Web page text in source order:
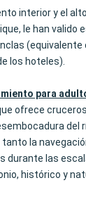
interior y el
le han valido
(equivalente
los hoteles).
para
ofrece
del
la
durante las
histórico y